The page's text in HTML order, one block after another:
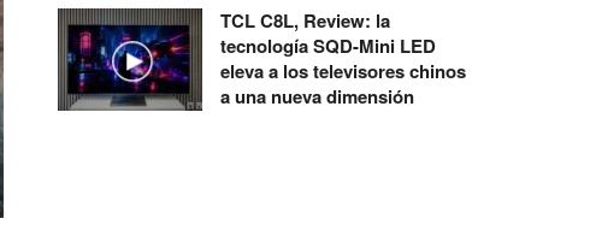
TCL C8L, Review: la
tecnología SQD-Mini LED
eleva a los televisores chinos
a una nueva dimensión